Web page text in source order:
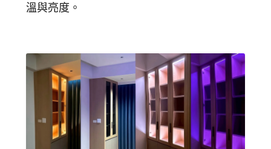
溫與亮度。